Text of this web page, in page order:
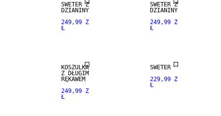
SWETER Z
DZIANINY
249,99 Z
Ł
SWETER Z
DZIANINY
249,99 Z
Ł
NEW
KOSZULKA
Z DŁUGIM
RĘKAWEM
249,99 Z
Ł
NEW
SWETER
229,99 Z
Ł
NEW
ARRIVALS
STRAIGHT